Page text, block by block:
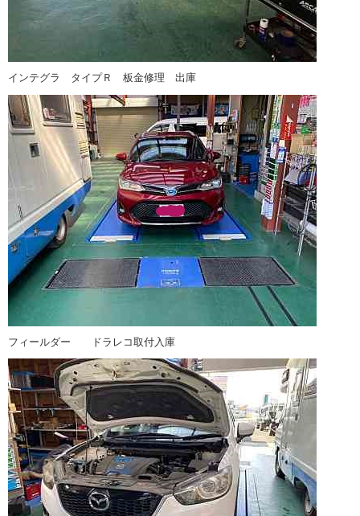
インテグラ タイプＲ 板金修理 出庫
フィールダー ドラレコ取付入庫